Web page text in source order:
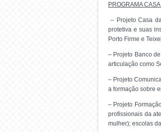
PROGRAMA
– Projeto Casa
protetiva e suas
Porto Firme e
– Projeto Banco
articulação como
– Projeto
a formação sobre
– Projeto
profissionais da
mulher); escolas